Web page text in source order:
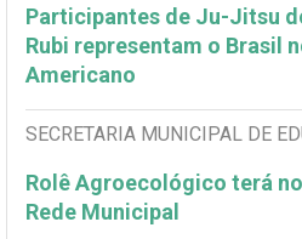
Participantes de Ju-Jitsu
Rubi representam o Brasil
Americano
SECRETARIA MUNICIPAL DE
Rolê Agroecológico terá
Rede Municipal